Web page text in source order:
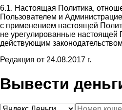
6.1. Настоящая Политика,
Пользователем и
с применением настоящей
не урегулированные настоящей
действующим
Редакция от 24.08.2017 г.
Вывести